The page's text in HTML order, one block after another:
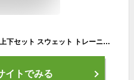
ジャージ セットアップ レディース 上下セット スウェット トレーニング ウェア ランニング ジム 韓国風 ファッション おしゃれ カジュア
イトでみる